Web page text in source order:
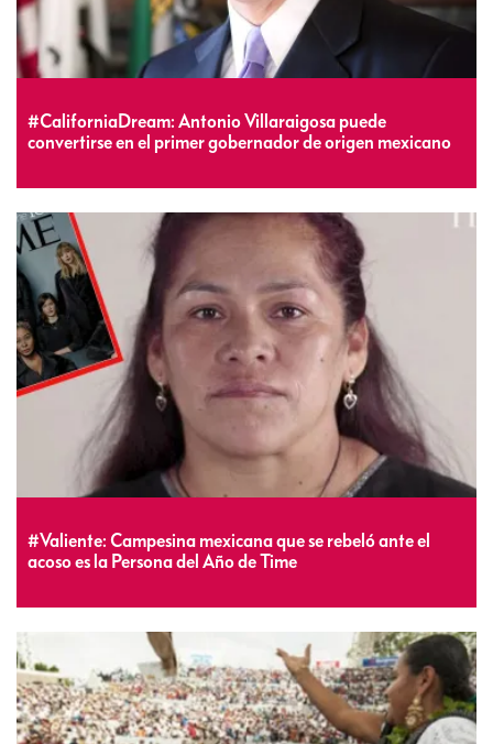
#CaliforniaDream: Antonio Villaraigosa puede
convertirse en el primer gobernador de origen mexicano
#Valiente: Campesina mexicana que se rebeló ante el
acoso es la Persona del Año de Time